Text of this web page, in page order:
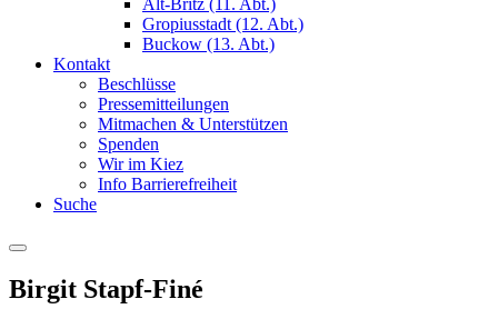
Alt-Britz (11. Abt.)
Gropiusstadt (12. Abt.)
Buckow (13. Abt.)
Kontakt
Beschlüsse
Pressemitteilungen
Mitmachen & Unterstützen
Spenden
Wir im Kiez
Info Barrierefreiheit
Suche
Menu
Birgit Stapf-Finé